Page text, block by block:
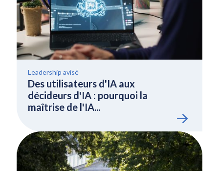
Leadership avisé
Des utilisateurs d'IA aux
décideurs d'IA : pourquoi la
maîtrise de l'IA...